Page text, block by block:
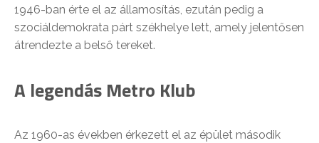
1946-ban érte el az államosítás, ezután pedig a
szociáldemokrata párt székhelye lett, amely jelentősen
átrendezte a belső tereket.
A legendás Metro Klub
Az 1960-as években érkezett el az épület második